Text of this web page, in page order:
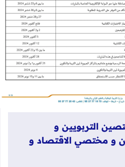
التربويين و
و مختصي الاقتصاد و